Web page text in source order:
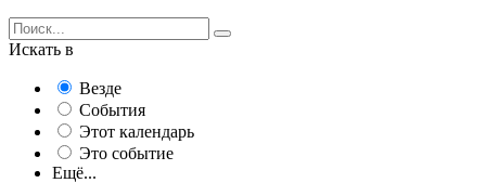
Искать в
Везде
События
Этот календарь
Это событие
Ещё...